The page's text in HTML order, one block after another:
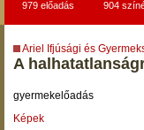
979 előadás 904
Ariel Ifjúsági és
A
gyermekelőadás
Képek